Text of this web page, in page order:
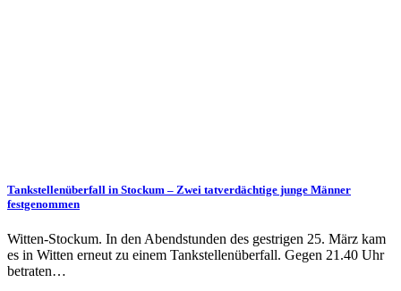
Tankstellenüberfall in Stockum – Zwei tatverdächtige junge Männer
festgenommen
Witten-Stockum. In den Abendstunden des gestrigen 25. März kam
es in Witten erneut zu einem Tankstellenüberfall. Gegen 21.40 Uhr
betraten…